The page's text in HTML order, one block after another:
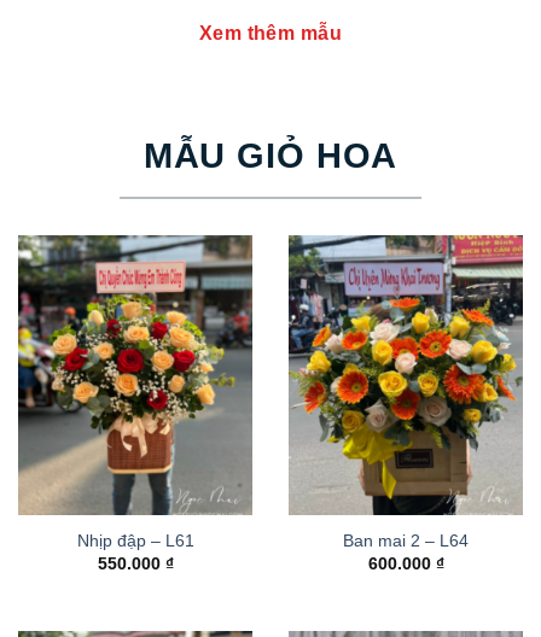
Xem thêm mẫu
MẪU GIỎ HOA
Nhịp đập – L61
550.000 ₫
Ban mai 2 – L64
600.000 ₫